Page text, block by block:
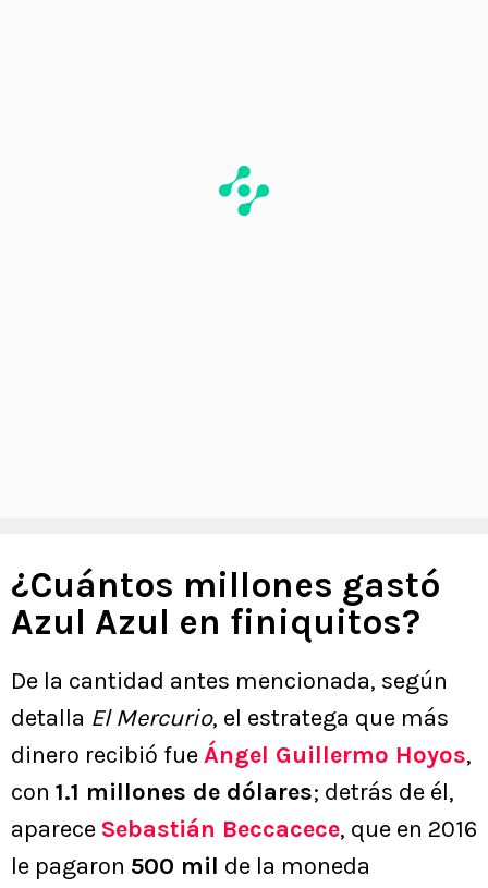
¿Cuántos millones gastó
Azul Azul en finiquitos?
De la cantidad antes mencionada, según
detalla El Mercurio, el estratega que más
dinero recibió fueÁngel Guillermo Hoyos,
con 1.1 millones de dólares; detrás de él,
aparece Sebastián Beccacece, que en 2016
le pagaron 500 mil de la moneda